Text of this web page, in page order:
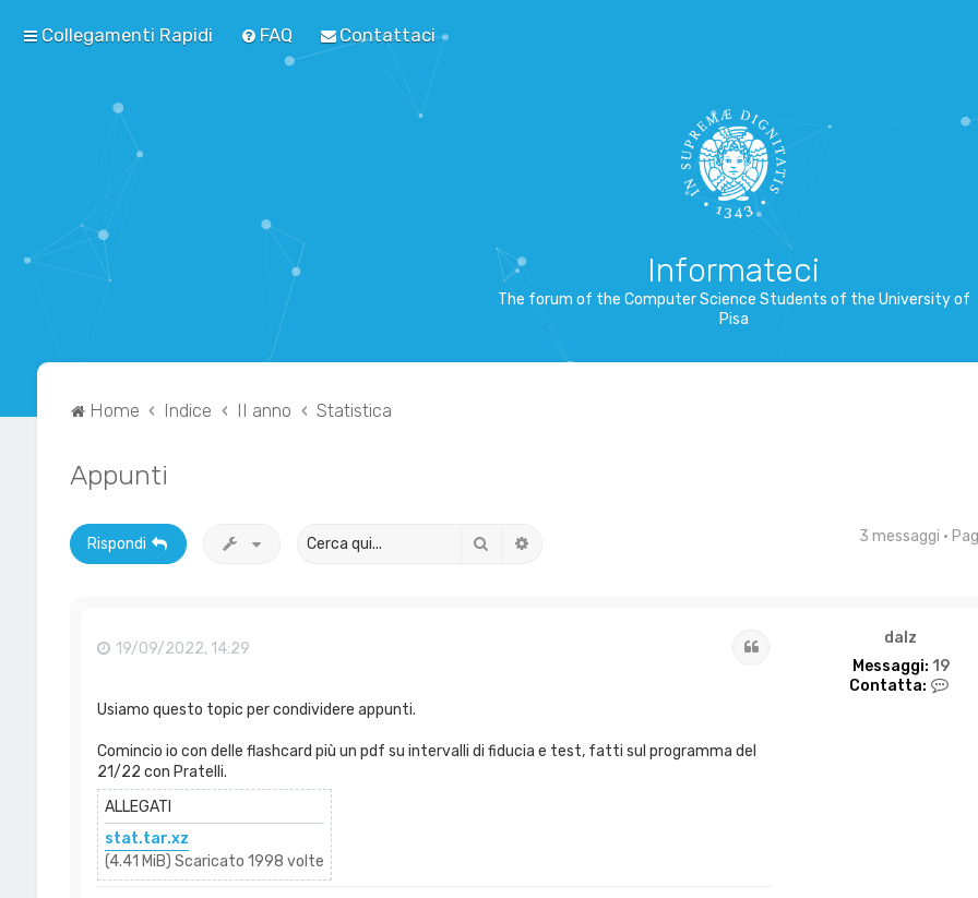
Collegamenti Rapidi FAQ Contattaci
Informateci
The forum of the Computer Science Students of the University of
Pisa
Home Indice II anno Statistica
Appunti
Rispondi Cerca 3 messaggi •
dalz
Messaggi: 19
Contatta:
19/09/2022, 14:29
Usiamo questo topic per condividere appunti.
Comincio io con delle flashcard più un pdf su intervalli di fiducia e test, fatti sul programma del
21/22 con Pratelli.
ALLEGATI
stat.tar.xz
(4.41 MiB) Scaricato 1998 volte